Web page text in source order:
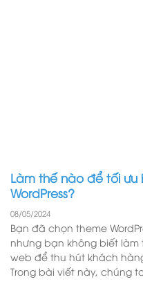
Làm thế nào để tối
WordPress?
08/05/2024
Bạn đã chọn theme
nhưng bạn không biết
web để thu hút khách
Trong bài viết này, chúng